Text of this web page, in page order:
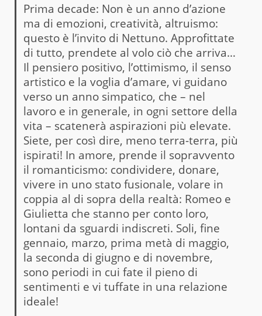
Prima decade: Non è un anno d’azione
ma di emozioni, creatività, altruismo:
questo è l’invito di Nettuno. Approfittate
di tutto, prendete al volo ciò che arriva…
Il pensiero positivo, l’ottimismo, il senso
artistico e la voglia d’amare, vi guidano
verso un anno simpatico, che – nel
lavoro e in generale, in ogni settore della
vita – scatenerà aspirazioni più elevate.
Siete, per così dire, meno terra-terra, più
ispirati! In amore, prende il sopravvento
il romanticismo: condividere, donare,
vivere in uno stato fusionale, volare in
coppia al di sopra della realtà: Romeo e
Giulietta che stanno per conto loro,
lontani da sguardi indiscreti. Soli, fine
gennaio, marzo, prima metà di maggio,
la seconda di giugno e di novembre,
sono periodi in cui fate il pieno di
sentimenti e vi tuffate in una relazione
ideale!